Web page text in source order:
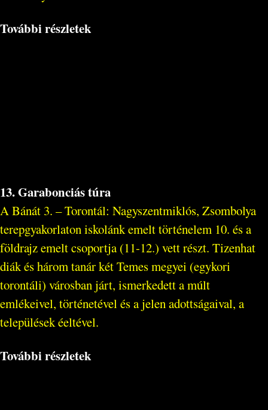
További részletek
13. Garabonciás túra
A Bánát 3. – Torontál: Nagyszentmiklós, Zsombolya
terepgyakorlaton iskolánk emelt történelem 10. és a
földrajz emelt csoportja (11-12.) vett részt. Tizenhat
diák és három tanár két Temes megyei (egykori
torontáli) városban járt, ismerkedett a múlt
emlékeivel, történetével és a jelen adottságaival, a
települések éeltével.
További részletek